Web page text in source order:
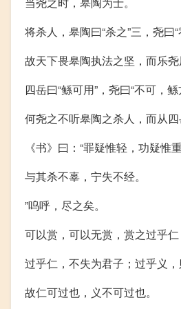
将杀人，皋陶曰“杀之”三，尧曰“
故天下畏皋陶执法之坚，而乐尧
四岳曰“鲧可用”，尧曰“不可，鲧
何尧之不听皋陶之杀人，而从
《书》曰：“罪疑惟轻，功疑惟重
与其杀不辜，宁失不经。
”呜呼，尽之矣。
可以赏，可以无赏，赏之过乎
过乎仁，不失为君子；过乎义，
故仁可过也，义不可过也。